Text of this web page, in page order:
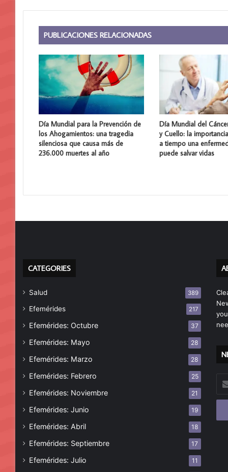
PUBLICACIONES RELACIONADAS
Día Mundial para la Prevención de
los Ahogamientos: una tragedia
silenciosa que causa más de
236.000 muertes al año
Día Mundial del
y Cuello: la
a tiempo una
puede salvar vidas
CATEGORIES
Salud 389
Efemérides 217
Efemérides: Octubre 37
Efemérides: Mayo 28
Efemérides: Marzo 28
Efemérides: Febrero 25
Efemérides: Noviembre 21
Efemérides: Junio 19
Efemérides: Abril 18
Efemérides: Septiembre 17
Efemérides: Julio 11